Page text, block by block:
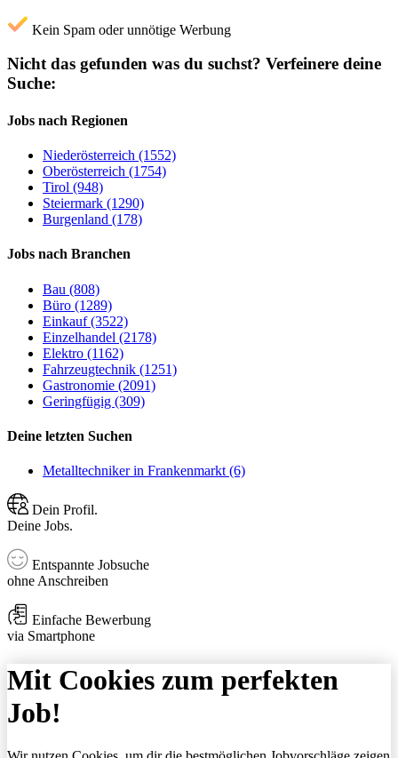
Kein Spam oder unnötige Werbung
Nicht das gefunden was du suchst? Verfeinere deine
Suche:
Jobs nach Regionen
Niederösterreich (1552)
Oberösterreich (1754)
Tirol (948)
Steiermark (1290)
Burgenland (178)
Jobs nach Branchen
Bau (808)
Büro (1289)
Einkauf (3522)
Einzelhandel (2178)
Elektro (1162)
Fahrzeugtechnik (1251)
Gastronomie (2091)
Geringfügig (309)
Deine letzten Suchen
Metalltechniker in Frankenmarkt (6)
Dein Profil.
Deine Jobs.
Entspannte Jobsuche
ohne Anschreiben
Einfache Bewerbung
via Smartphone
Mit Cookies zum perfekten
Job!